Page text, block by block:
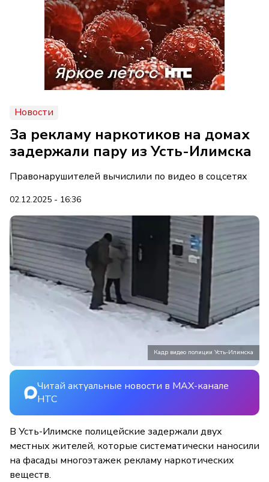
Новости
За рекламу наркотиков на домах
задержали пару из Усть-Илимска
Правонарушителей вычислили по видео в соцсетях
02.12.2025 - 16:36
Кадр видео полиции Усть-Илимска
Читай актуальные новости в MAX-канале
НТС
В Усть-Илимске полицейские задержали двух
местных жителей, которые систематически наносили
на фасады многоэтажек рекламу наркотических
веществ.